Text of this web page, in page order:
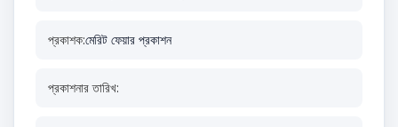
প্রকাশক:মেরিট ফেয়ার প্রকাশন
প্রকাশনার তারিখ: